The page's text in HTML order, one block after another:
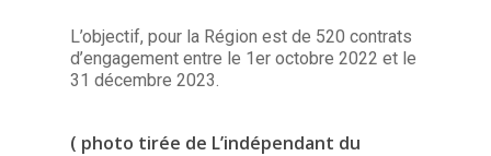
L’objectif, pour la Région est de 520 contrats
d’engagement entre le 1er octobre 2022 et le
31 décembre 2023.
( photo tirée de L’indépendant du